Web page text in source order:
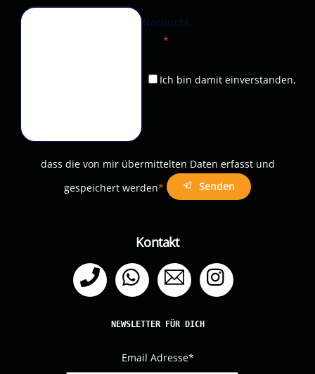
Nachricht
*
Ich bin damit einverstanden,
dass die von mir übermittelten Daten erfasst und
gespeichert werden* Senden
Kontakt
Telefon WhatsApp Email
NEWSLETTER FÜR DICH
Email Adresse*